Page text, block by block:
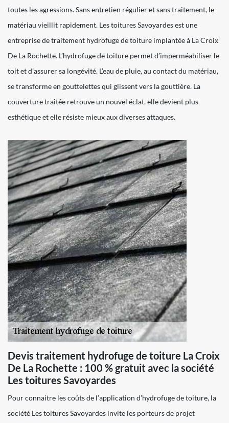
toutes les agressions. Sans entretien régulier et sans traitement, le
matériau vieillit rapidement. Les toitures Savoyardes est une
entreprise de traitement hydrofuge de toiture implantée à La Croix
De La Rochette. L’hydrofuge de toiture permet d’imperméabiliser le
toit et d’assurer sa longévité. L’eau de pluie, au contact du matériau,
se transforme en gouttelettes qui glissent vers la gouttière. La
couverture traitée retrouve un nouvel éclat, elle devient plus
esthétique et elle résiste mieux aux diverses attaques.
Devis traitement hydrofuge de toiture La Croix
De La Rochette : 100 % gratuit avec la société
Les toitures Savoyardes
Pour connaitre les coûts de l’application d’hydrofuge de toiture, la
société Les toitures Savoyardes invite les porteurs de projet